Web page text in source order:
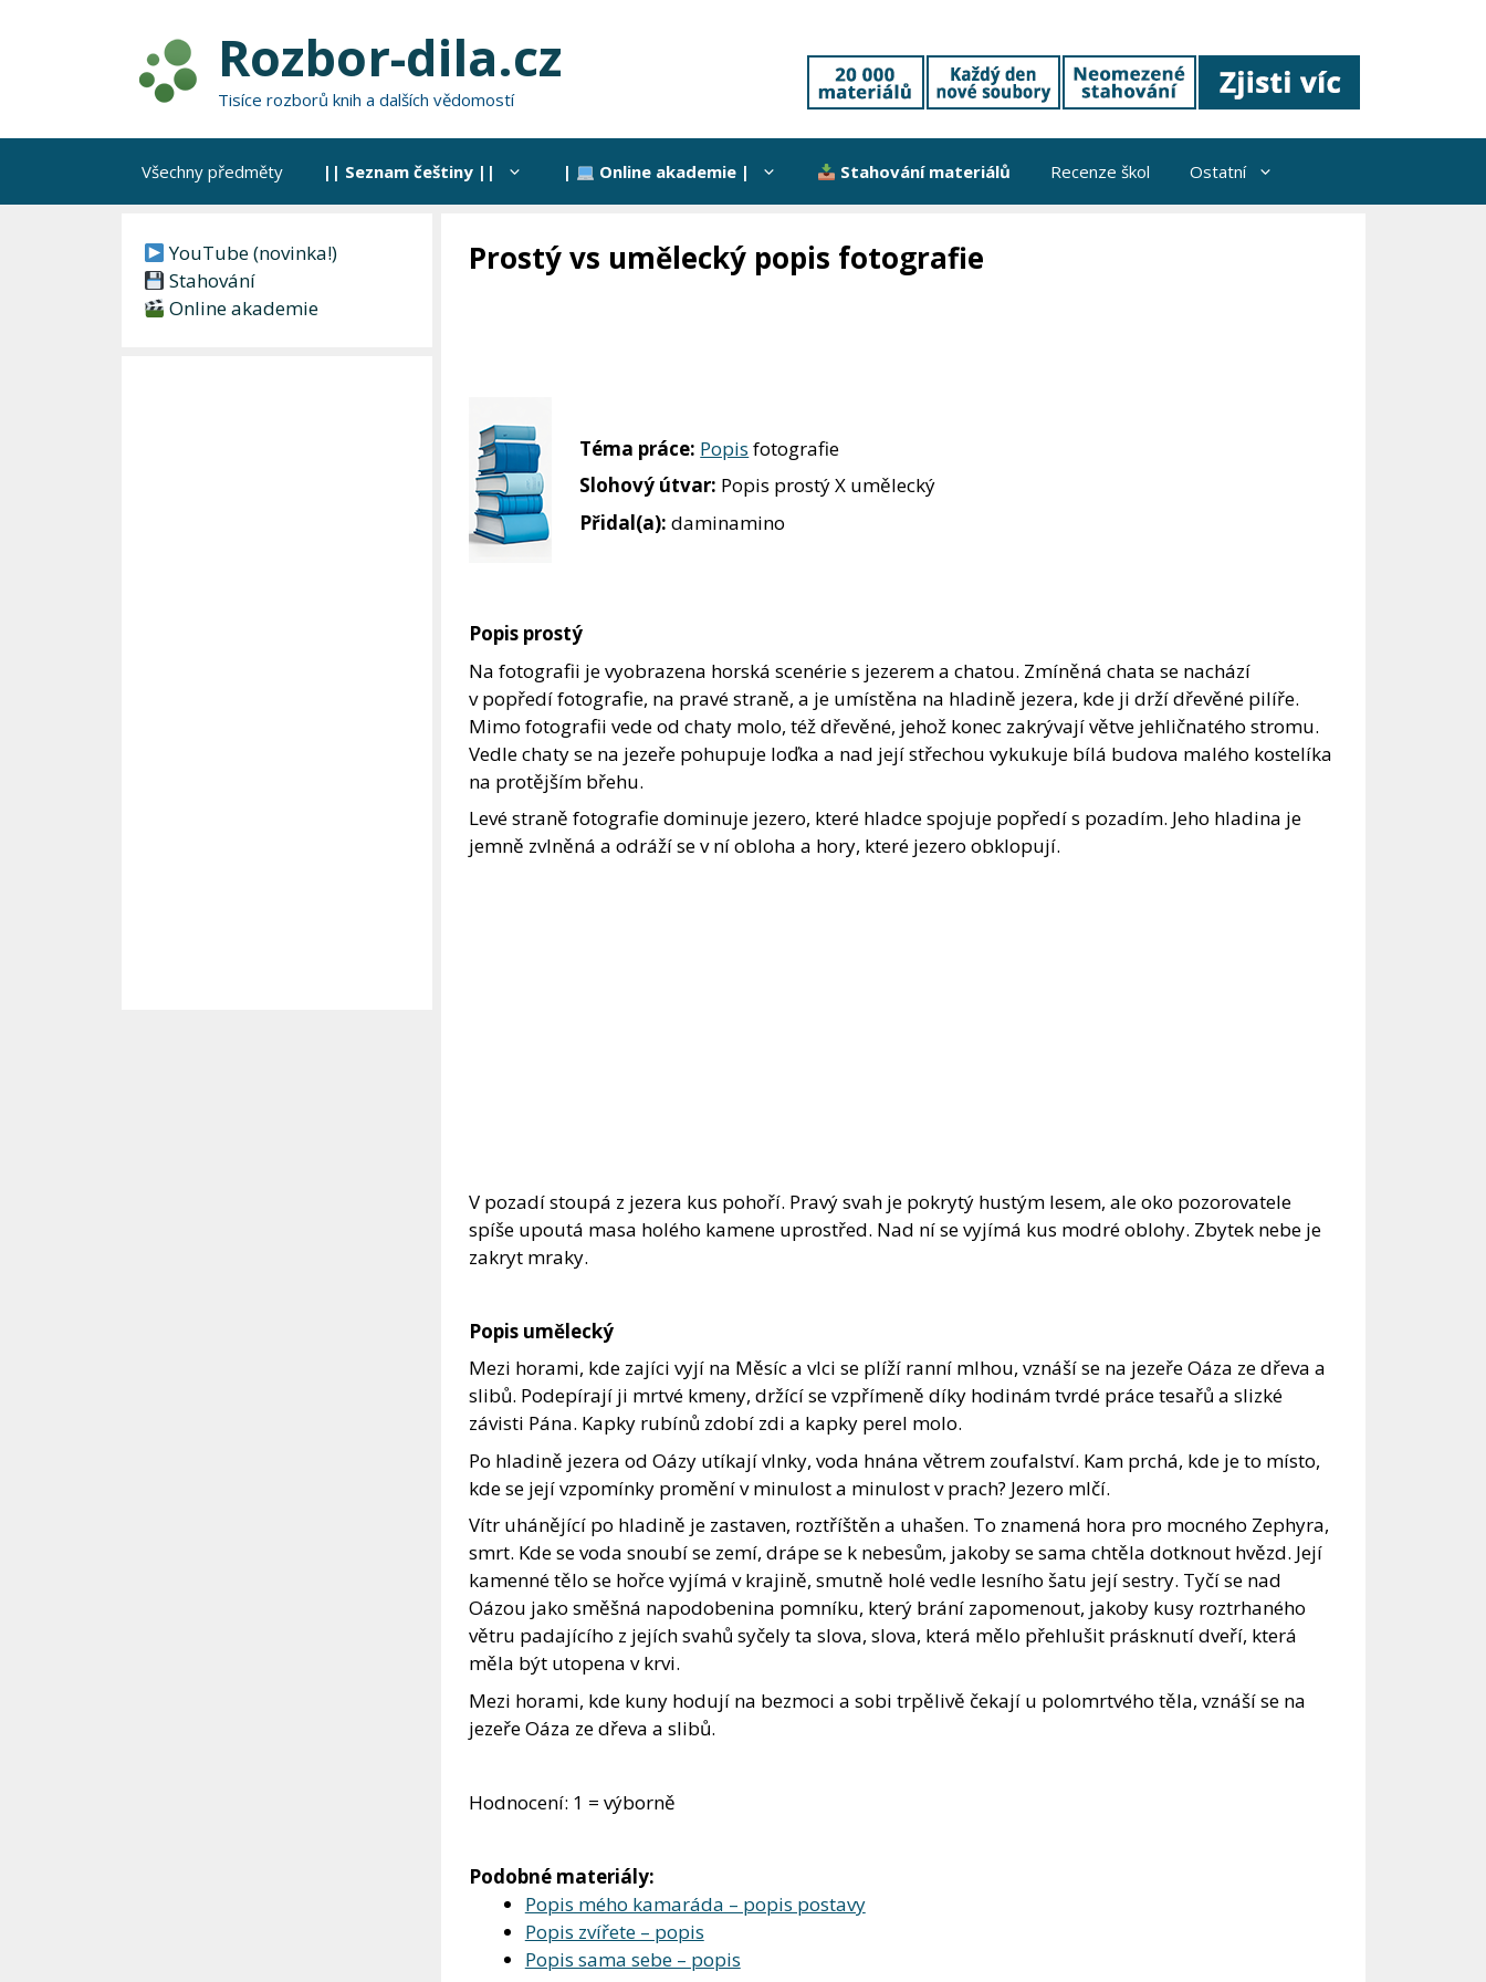
Rozbor-dila.cz
Tisíce rozborů knih a dalších vědomostí
Všechny předměty || Seznam češtiny || | Online akademie | Stahování materiálů Recenze škol Ostatní
Prostý vs umělecký popis fotografie
Téma práce: Popis fotografie
Slohový útvar: Popis prostý X umělecký
Přidal(a):daminamino
Popis prostý
Na fotografii je vyobrazena horská scenérie s jezerem a chatou. Zmíněná chata se nachází
v popředí fotografie, na pravé straně, a je umístěna na hladině jezera, kde ji drží dřevěné pilíře.
Mimo fotografii vede od chaty molo, též dřevěné, jehož konec zakrývají větve jehličnatého stromu.
Vedle chaty se na jezeře pohupuje loďka a nad její střechou vykukuje bílá budova malého kostelíka
na protějším břehu.
Levé straně fotografie dominuje jezero, které hladce spojuje popředí s pozadím. Jeho hladina je
jemně zvlněná a odráží se v ní obloha a hory, které jezero obklopují.
V pozadí stoupá z jezera kus pohoří. Pravý svah je pokrytý hustým lesem, ale oko pozorovatele
spíše upoutá masa holého kamene uprostřed. Nad ní se vyjímá kus modré oblohy. Zbytek nebe je
zakryt mraky.
Popis umělecký
Mezi horami, kde zajíci vyjí na Měsíc a vlci se plíží ranní mlhou, vznáší se na jezeře Oáza ze dřeva a
slibů. Podepírají ji mrtvé kmeny, držící se vzpřímeně díky hodinám tvrdé práce tesařů a slizké
závisti Pána. Kapky rubínů zdobí zdi a kapky perel molo.
Po hladině jezera od Oázy utíkají vlnky, voda hnána větrem zoufalství. Kam prchá, kde je to místo,
kde se její vzpomínky promění v minulost a minulost v prach? Jezero mlčí.
Vítr uhánějící po hladině je zastaven, roztříštěn a uhašen. To znamená hora pro mocného Zephyra,
smrt. Kde se voda snoubí se zemí, drápe se k nebesům, jakoby se sama chtěla dotknout hvězd. Její
kamenné tělo se hořce vyjímá v krajině, smutně holé vedle lesního šatu její sestry. Tyčí se nad
Oázou jako směšná napodobenina pomníku, který brání zapomenout, jakoby kusy roztrhaného
větru padajícího z jejích svahů syčely ta slova, slova, která mělo přehlušit prásknutí dveří, která
měla být utopena v krvi.
Mezi horami, kde kuny hodují na bezmoci a sobi trpělivě čekají u polomrtvého těla, vznáší se na
jezeře Oáza ze dřeva a slibů.
Hodnocení: 1 = výborně
Podobné materiály:
Popis mého kamaráda – popis postavy
Popis zvířete – popis
Popis sama sebe – popis
YouTube (novinka!)
Stahování
Online akademie